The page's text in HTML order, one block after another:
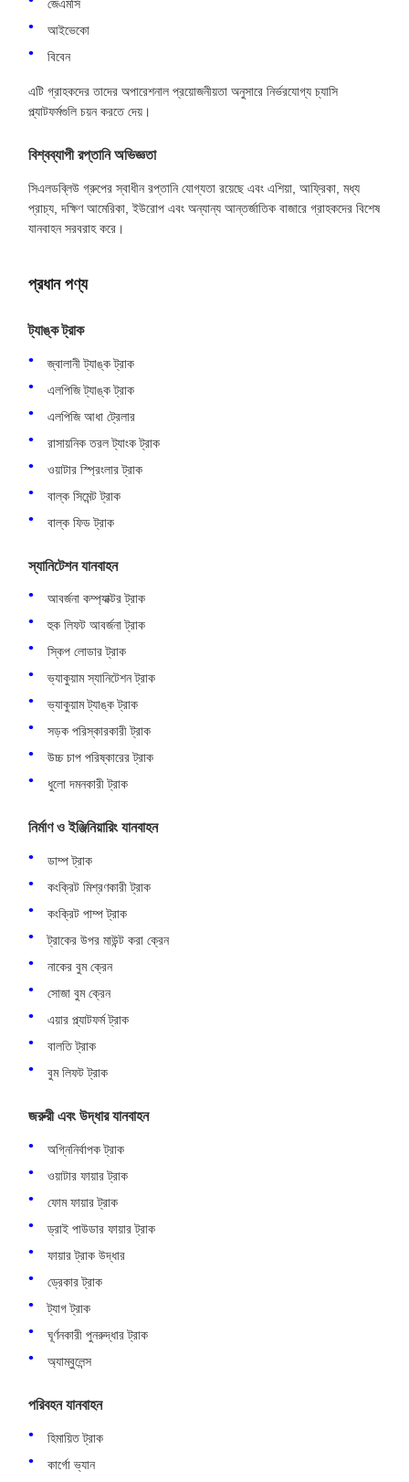
জেএমসি
আইভেকো
বিবেন
এটি গ্রাহকদের তাদের অপারেশনাল প্রয়োজনীয়তা অনুসারে নির্ভরযোগ্য চ্যাসি
প্ল্যাটফর্মগুলি চয়ন করতে দেয়।
বিশ্বব্যাপী রপ্তানি অভিজ্ঞতা
সিএলডব্লিউ গ্রুপের স্বাধীন রপ্তানি যোগ্যতা রয়েছে এবং এশিয়া, আফ্রিকা, মধ্য
প্রাচ্য, দক্ষিণ আমেরিকা, ইউরোপ এবং অন্যান্য আন্তর্জাতিক বাজারে গ্রাহকদের বিশেষ
যানবাহন সরবরাহ করে।
প্রধান পণ্য
ট্যাঙ্ক ট্রাক
জ্বালানী ট্যাঙ্ক ট্রাক
এলপিজি ট্যাঙ্ক ট্রাক
এলপিজি আধা ট্রেলার
রাসায়নিক তরল ট্যাংক ট্রাক
ওয়াটার স্প্রিংলার ট্রাক
বাল্ক সিমেন্ট ট্রাক
বাল্ক ফিড ট্রাক
স্যানিটেশন যানবাহন
আবর্জনা কম্প্যাক্টর ট্রাক
হুক লিফট আবর্জনা ট্রাক
স্কিপ লোডার ট্রাক
ভ্যাকুয়াম স্যানিটেশন ট্রাক
ভ্যাকুয়াম ট্যাঙ্ক ট্রাক
সড়ক পরিস্কারকারী ট্রাক
উচ্চ চাপ পরিষ্কারের ট্রাক
ধুলো দমনকারী ট্রাক
নির্মাণ ও ইঞ্জিনিয়ারিং যানবাহন
ডাম্প ট্রাক
কংক্রিট মিশ্রণকারী ট্রাক
কংক্রিট পাম্প ট্রাক
ট্রাকের উপর মাউন্ট করা ক্রেন
নাকের বুম ক্রেন
সোজা বুম ক্রেন
এয়ার প্ল্যাটফর্ম ট্রাক
বালতি ট্রাক
বুম লিফট ট্রাক
জরুরী এবং উদ্ধার যানবাহন
অগ্নিনির্বাপক ট্রাক
ওয়াটার ফায়ার ট্রাক
ফোম ফায়ার ট্রাক
ড্রাই পাউডার ফায়ার ট্রাক
ফায়ার ট্রাক উদ্ধার
ড্রেকার ট্রাক
ট্যাগ ট্রাক
ঘূর্ণনকারী পুনরুদ্ধার ট্রাক
অ্যাম্বুলেন্স
পরিবহন যানবাহন
হিমায়িত ট্রাক
কার্গো ভ্যান